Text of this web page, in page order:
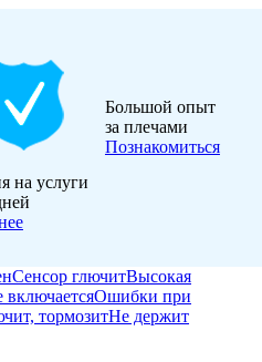
на услуги
Большой опыт
за плечами
Познакомиться
Сенсор глючитВысокая
включаетсяОшибки при
тормозитНе держит